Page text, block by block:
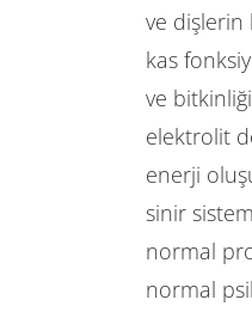
ve dişlerin
kas
ve
elektrolit
enerji
sinir
normal
normal